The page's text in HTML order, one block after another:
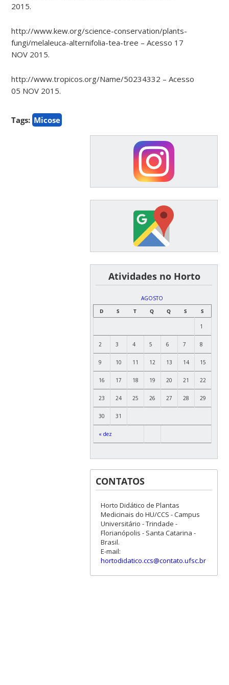
2015.
http://www.kew.org/science-conservation/plants-
fungi/melaleuca-alternifolia-tea-tree – Acesso 17
NOV 2015.
http://www.tropicos.org/Name/50234332 – Acesso
05 NOV 2015.
Tags: Micose
͏ ͏ ͏ ͏ ͏ ͏Atividades no Horto
AGOSTO
D
S T Q Q S S
« dez
1
2 3 4 5 6 7 8
9 10 11 12 13 14 15
16 17 18 19 20 21 22
23 24 25 26 27 28 29
30 31
CONTATOS
Horto Didático de Plantas
Medicinais do HU/CCS - Campus
Universitário - Trindade -
Florianópolis - Santa Catarina -
Brasil.
E-mail:
hortodidatico.ccs@contato.ufsc.br